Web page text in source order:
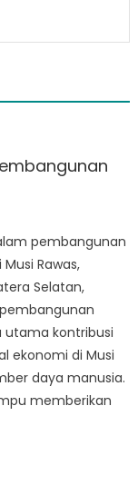
pembangunan
Rawas,
Selatan,
utama kontribusi
ekonomi di Musi
daya manusia.
memberikan